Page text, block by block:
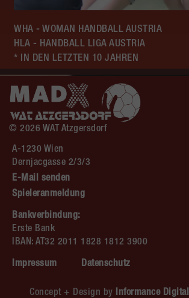
WHA - WOMAN HANDBALL AUSTRIA
HLA - HANDBALL LIGA AUSTRIA
* IN DEN LETZTEN 10 JAHREN
© 2026 WAT Atzgersdorf
A-1230 Wien
Dernjacgasse 2/3/3
E-Mail senden
Spieleranmeldung
Bankverbindung:
Erste Bank
IBAN: AT32 2011 1828 1812 3900
Impressum Datenschutz
Concept + Design by Informance Digital